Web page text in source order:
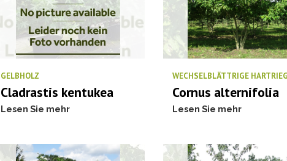
GELBHOLZ
Cladrastis kentukea
Lesen Sie mehr
WECHSELBLÄTTRIGE
Cornus alternifolia
Lesen Sie mehr